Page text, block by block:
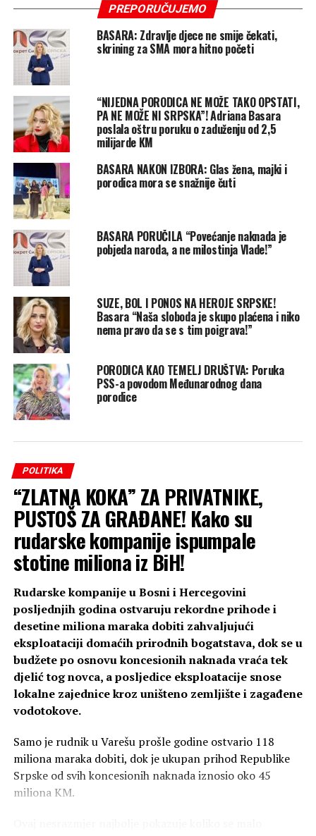
PREPORUČUJEMO
BASARA: Zdravlje djece ne smije čekati,
skrining za SMA mora hitno početi
“NIJEDNA PORODICA NE MOŽE TAKO OPSTATI,
PA NE MOŽE NI SRPSKA”! Adriana Basara
poslala oštru poruku o zaduženju od 2,5
milijarde KM
BASARA NAKON IZBORA: Glas žena, majki i
porodica mora se snažnije čuti
BASARA PORUČILA “Povećanje naknada je
pobjeda naroda, a ne milostinja Vlade!”
SUZE, BOL I PONOS NA HEROJE SRPSKE!
Basara “Naša sloboda je skupo plaćena i niko
nema pravo da se s tim poigrava!”
PORODICA KAO TEMELJ DRUŠTVA: Poruka
PSS-a povodom Međunarodnog dana
porodice
POLITIKA
“ZLATNA KOKA” ZA PRIVATNIKE,
PUSTOŠ ZA GRAĐANE! Kako su
rudarske kompanije ispumpale
stotine miliona iz BiH!
Rudarske kompanije u Bosni i Hercegovini
posljednjih godina ostvaruju rekordne prihode i
desetine miliona maraka dobiti zahvaljujući
eksploataciji domaćih prirodnih bogatstava, dok se u
budžete po osnovu koncesionih naknada vraća tek
djelić tog novca, a posljedice eksploatacije snose
lokalne zajednice kroz uništeno zemljište i zagađene
vodotokove.
Samo je rudnik u Varešu prošle godine ostvario 118
miliona maraka dobiti, dok je ukupan prihod Republike
Srpske od svih koncesionih naknada iznosio oko 45
miliona KM.